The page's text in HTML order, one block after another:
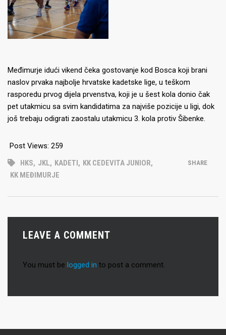
Međimurje idući vikend čeka gostovanje kod Bosca koji brani
naslov prvaka najbolje hrvatske kadetske lige, u teškom
rasporedu prvog dijela prvenstva, koji je u šest kola donio čak
pet utakmicu sa svim kandidatima za najviše pozicije u ligi, dok
još trebaju odigrati zaostalu utakmicu 3. kola protiv Šibenke.
Post Views: 259
HKS, JKL, KADETI, KK CEDEVITA JUNIOR,
KK MEĐIMURJE
SHARE
LEAVE A COMMENT
You must be logged in to post a comment.